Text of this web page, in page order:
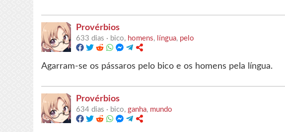
Provérbios
633 dias · bico, homens, língua, pelo
Agarram-se os pássaros pelo bico e os homens pela língua.
Provérbios
634 dias · bico,ganha, mundo